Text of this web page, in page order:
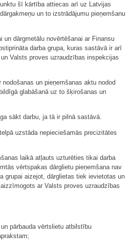
šī kārtība attiecas arī uz Latvijas
un to izstrādājumu pieņemšanu
un dārgmetālu novērtēšanai ar Finansu
darba grupa, kuras sastāvā ir arī
Valsts proves uzraudzības inspekcijas
un pieņemšanas aktu nodod
glabāšanā uz to šķirošanas un
sākt darbu, ja tā ir pilnā sastāvā.
uzstāda nepieciešamās precizitātes
laikā atļauts uzturēties tikai darba
vērtspakas dārglietu pieņemšana nav
grupai aizejot, dārglietas tiek ievietotas un
ar Valsts proves uzraudzības
pārbauda vērtslietu atbilstību